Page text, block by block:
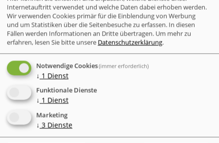
Risikofaktor Mensch: Schatten-KI und Nachlässigkeit
Internetauftritt verwendet und welche Daten dabei erhoben werden.
Wir verwenden Cookies primär für die Einblendung von Werbung
und um Statistiken über die Seitenbesuche zu erfassen. In diesen
Fällen werden Informationen an Dritte übertragen. Um mehr zu
erfahren, lesen Sie bitte unsere Datenschutzerklärung.
Notwendige Cookies(immer erforderlich)
↓ 1 Dienst
Funktionale Dienste
↓ 1 Dienst
Marketing
↓ 3 Dienste